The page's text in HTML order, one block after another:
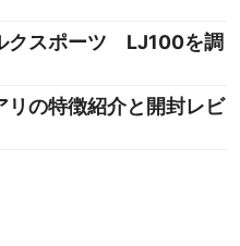
クスポーツ LJ100を調
の特徴紹介と開封レビ